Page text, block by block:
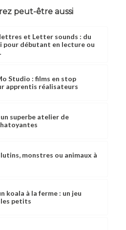
peut-être aussi
lettres et Letter sounds : du
pour débutant en lecture ou
Studio : films en stop
apprentis réalisateurs
superbe atelier de
monstres ou animaux à
koala à la ferme : un jeu
petits